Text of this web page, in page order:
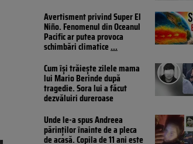
Avertisment privind Super El
Niño. Fenomenul din Oceanul
Pacific ar putea provoca
schimbări climatice...
Cum își trăiește zilele mama
lui Mario Berinde după
tragedie. Sora lui a făcut
dezvăluiri dureroase
Unde le-a spus Andreea
părinților înainte de a pleca
de acasă. Copila de 11 ani este